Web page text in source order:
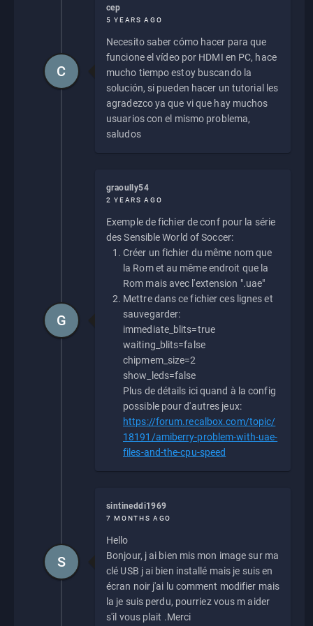
cep
5 YEARS AGO
Necesito saber cómo hacer para que
funcione el vídeo por HDMI en PC, hace
mucho tiempo estoy buscando la
solución, si pueden hacer un tutorial les
agradezco ya que vi que hay muchos
usuarios con el mismo problema,
saludos
C
graoully54
2 YEARS AGO
Exemple de fichier de conf pour la série
des Sensible World of Soccer:
Créer un fichier du même nom que
la Rom et au même endroit que la
Rom mais avec l'extension ".uae"
Mettre dans ce fichier ces lignes et
sauvegarder:
immediate_blits=true
waiting_blits=false
chipmem_size=2
show_leds=false
Plus de détails ici quand à la config
possible pour d'autres jeux:
https://forum.recalbox.com/topic/
18191/amiberry-problem-with-uae-
files-and-the-cpu-speed
G
sintineddi1969
7 MONTHS AGO
Hello
Bonjour, j ai bien mis mon image sur ma
clé USB j ai bien installé mais je suis en
écran noir j'ai lu comment modifier mais
la je suis perdu, pourriez vous m aider
s'il vous plait .Merci
S